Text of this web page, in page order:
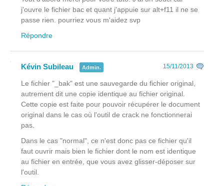
j'ouvre le fichier bac et quant j'appuie sur alt+f11 il ne se
passe rien. pourriez vous m'aidez svp
Répondre
Kévin Subileau Admin. 15/11/2013
Le fichier "_bak" est une sauvegarde du fichier original,
autrement dit une copie identique au fichier original.
Cette copie est faite pour pouvoir récupérer le document
original dans le cas où l'outil de crack ne fonctionnerai
pas.
Dans le cas "normal", ce n'est donc pas ce fichier qu'il
faut ouvrir mais bien le fichier dont le nom est identique
au fichier en entrée, que vous avez glisser-déposer sur
l'outil.